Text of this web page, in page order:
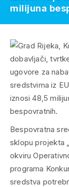
Bespovratna
sklopu projekta
okviru
programa
sredstva
milijuna